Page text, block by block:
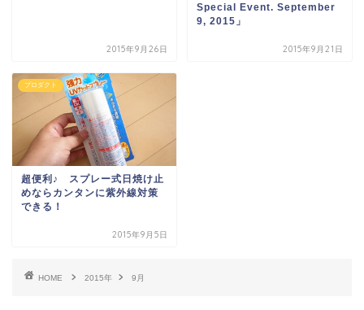
2015年9月26日
Special Event. September
9, 2015」
2015年9月21日
プロダクト
超便利♪ スプレー式日焼け止
めならカンタンに紫外線対策
できる！
2015年9月5日
HOME 2015年 9月